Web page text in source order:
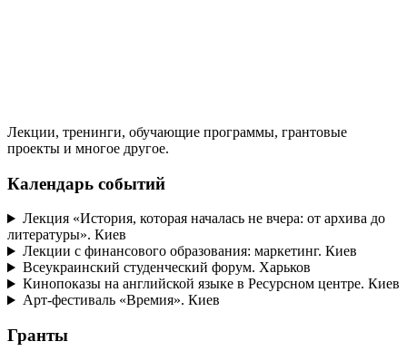
Лекции, тренинги, обучающие программы, грантовые
проекты и многое другое.
Календарь событий
Лекция «История, которая началась не вчера: от архива до
литературы». Киев
Лекции с финансового образования: маркетинг. Киев
Всеукраинский студенческий форум. Харьков
Кинопоказы на английской языке в Ресурсном центре. Киев
Арт-фестиваль «Времия». Киев
Гранты